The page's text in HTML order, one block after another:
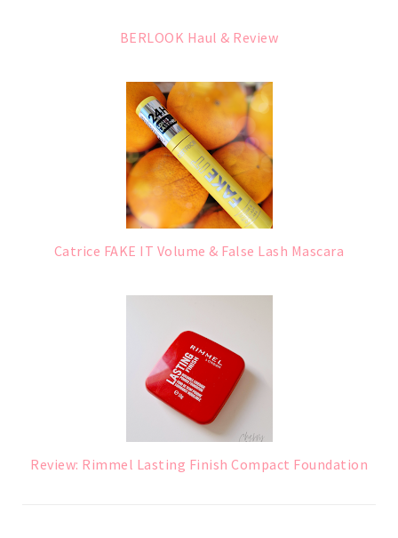
BERLOOK Haul & Review
Catrice FAKE IT Volume & False Lash Mascara
Review: Rimmel Lasting Finish Compact Foundation